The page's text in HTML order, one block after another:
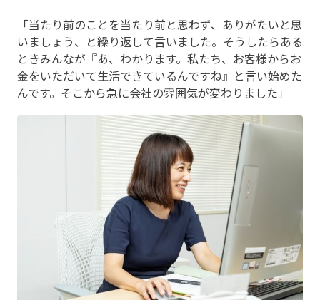
「当たり前のことを当たり前と思わず、ありがたいと思
いましょう、と繰り返して言いました。そうしたらある
ときみんなが『あ、わかります。私たち、お客様からお
金をいただいて生活できているんですね』と言い始めた
んです。そこから急に会社の雰囲気が変わりました」